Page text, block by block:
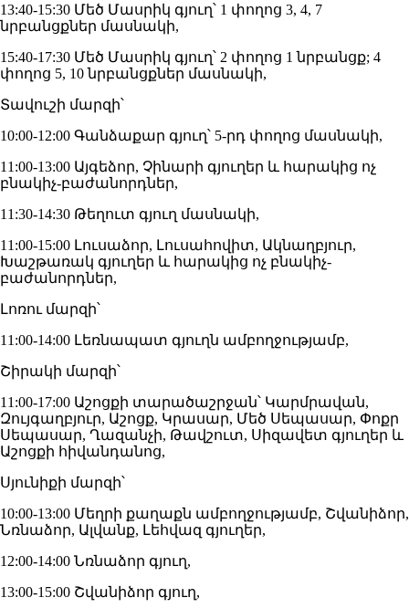
13:40-15:30 Մեծ Մասրիկ գյուղ՝ 1 փողոց 3, 4, 7
նրբանցքներ մասնակի,
15:40-17:30 Մեծ Մասրիկ գյուղ՝ 2 փողոց 1 նրբանցք; 4
փողոց 5, 10 նրբանցքներ մասնակի,
Տավուշի մարզի՝
10:00-12:00 Գանձաքար գյուղ՝ 5-րդ փողոց մասնակի,
11:00-13:00 Այգեձոր, Չինարի գյուղեր և հարակից ոչ
բնակիչ-բաժանորդներ,
11:30-14:30 Թեղուտ գյուղ մասնակի,
11:00-15:00 Լուսաձոր, Լուսահովիտ, Ակնաղբյուր,
Խաշթառակ գյուղեր և հարակից ոչ բնակիչ-
բաժանորդներ,
Լոռու մարզի՝
11:00-14:00 Լեռնապատ գյուղն ամբողջությամբ,
Շիրակի մարզի՝
11:00-17:00 Աշոցքի տարածաշրջան՝ Կարմրավան,
Զույգաղբյուր, Աշոցք, Կրասար, Մեծ Սեպասար, Փոքր
Սեպասար, Ղազանչի, Թավշուտ, Սիզավետ գյուղեր և
Աշոցքի հիվանդանոց,
Սյունիքի մարզի՝
10:00-13:00 Մեղրի քաղաքն ամբողջությամբ, Շվանիձոր,
Նռնաձոր, Ալվանք, Լեհվազ գյուղեր,
12:00-14:00 Նռնաձոր գյուղ,
13:00-15:00 Շվանիձոր գյուղ,